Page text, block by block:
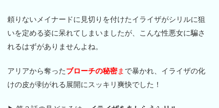
頼りないメイナードに見切りを付けたイライザがシリルに狙
いを定める姿に呆れてしまいましたが、こんな性悪女に騙さ
れるはずがありませんよね。
アリアから奪ったブローチの秘密ま で暴かれ、イライザの化
けの皮が剥がれる展開にスッキリ爽快でした！